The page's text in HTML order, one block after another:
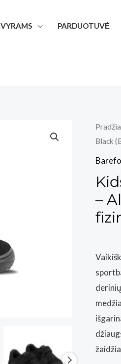
VYRAMS PARDUOTUVĖ
Pradžia
Black
–